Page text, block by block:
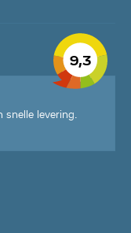
9,3
snelle levering.